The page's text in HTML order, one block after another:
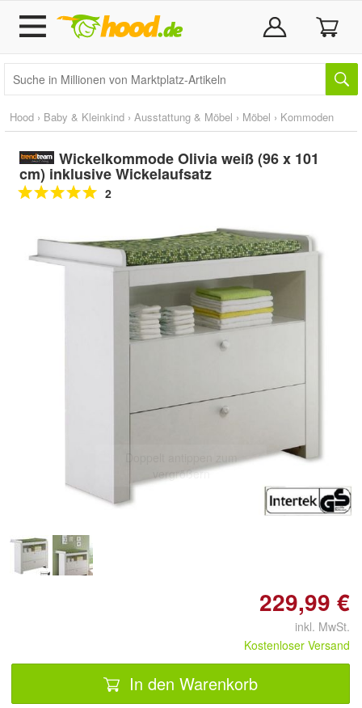
Hood › Baby & Kleinkind › Ausstattung & Möbel › Möbel › Kommoden
Wickelkommode Olivia weiß (96 x 101
cm) inklusive Wickelaufsatz
2
vergrößern
229,99 €
inkl. MwSt.
Kostenloser Versand
In den Warenkorb